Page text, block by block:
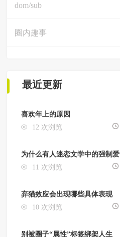
dom/sub
圈内趣事
最近更新
喜欢年上的原因
12 次浏览
为什么有人迷恋文学中的强制爱
11 次浏览
弃猫效应会出现哪些具体表现
10 次浏览
别被圈子“属性”标签绑架人生